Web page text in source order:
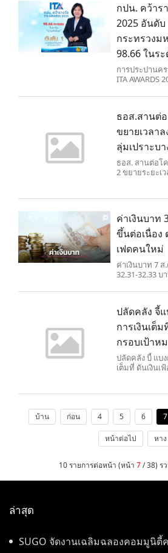
กปน. คว้ารา
2025 อันดั
กระทรวงม
98.66 ในระ
การประปานค
ITA AWARDS
การดำเนินงา
“ผ่านดีเยี่ยม”
ธอส.สานต่
ขยายเวลา
ลุ่มเปราะบ
ธอส. สานต่อโ
2 ขยายระยะเ
คุณสมบัติ ช่วย
ค่าเงินบาท
ขึ้นต่อเนื่อง
เฟดคนใหม่
ค่าเงินบาท 7
32.31-32.33
สนใจ ตลาดติ
ปลัดคลัง จี้
การเงินเต็ม
กรอบเป้าห
ปลัดคลัง บี้ แบ
เต็มที่ ดันเงินเ
เงินเฟ้อล่าสุด
บ้าน ก่อน 4 5 6 7
หน้าต่อไป หาง
10 รายการต่อหน้า (หน้า 7/ 38) ร
ล่าสุด
SUGO จัดงานเฉลิมฉลองคอมมูนิตี้